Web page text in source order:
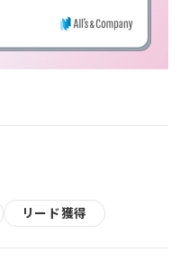
リード獲得